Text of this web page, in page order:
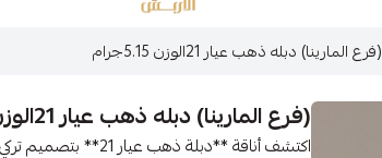
(فرع المارينا) دبله ذهب عيار 21الوزن 5.15جرام
(فرع المارينا) دبله ذهب عيار 21الوزن 5.15جرام